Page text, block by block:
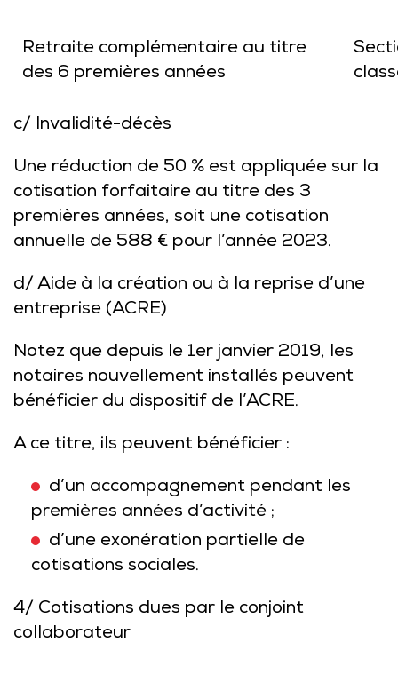
Retraite complémentaire au titre
des 6 premières années
c/ Invalidité-décès
Une réduction de 50 % est appliquée sur la
cotisation forfaitaire au titre des 3
premières années, soit une cotisation
annuelle de 588 € pour l’année 2023.
d/ Aide à la création ou à la reprise d’une
entreprise (ACRE)
Notez que depuis le 1er janvier 2019, les
notaires nouvellement installés peuvent
bénéficier du dispositif de l’ACRE.
A ce titre, ils peuvent bénéficier :
d’un accompagnement pendant les
premières années d’activité ;
d’une exonération partielle de
cotisations sociales.
4/ Cotisations dues par le conjoint
collaborateur